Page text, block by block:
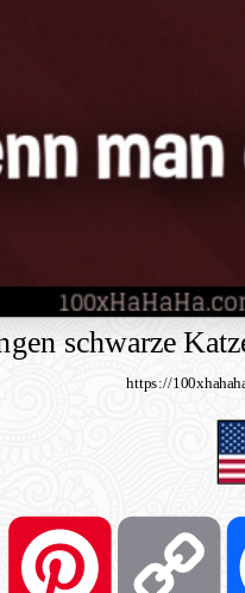
schwarze
https://
Pinterest